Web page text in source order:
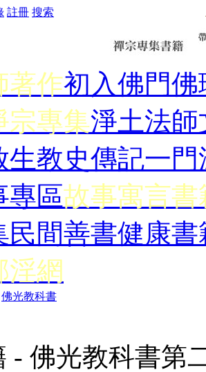
註冊 搜索
著作初入佛門佛
宗專集淨土法師
生教史傳記一門
專區故事寓言書
民間善書健康書
淫網
佛光教科書
- 佛光教科書第